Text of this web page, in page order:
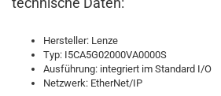
Hersteller: Lenze
Typ: I5CA5G02000VA0000S
Ausführung: integriert im Standard I/O
Netzwerk: EtherNet/IP